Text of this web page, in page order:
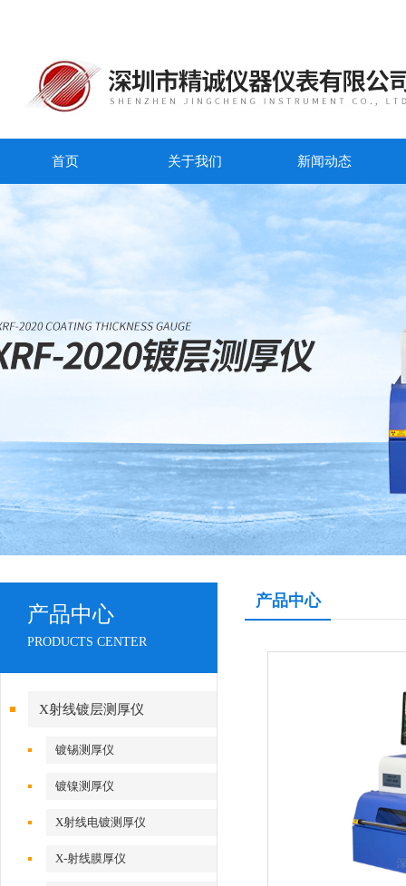
首页 关于我们 新闻动态
产品中心
PRODUCTS CENTER
X射线镀层测厚仪
镀锡测厚仪
镀镍测厚仪
X射线电镀测厚仪
X-射线膜厚仪
产品中心